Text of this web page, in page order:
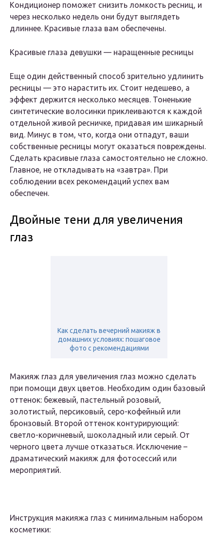
Кондиционер поможет снизить ломкость ресниц, и
через несколько недель они будут выглядеть
длиннее. Красивые глаза вам обеспечены.
Красивые глаза девушки — наращенные ресницы
Еще один действенный способ зрительно удлинить
ресницы — это нарастить их. Стоит недешево, а
эффект держится несколько месяцев. Тоненькие
синтетические волосинки приклеиваются к каждой
отдельной живой ресничке, придавая им шикарный
вид. Минус в том, что, когда они отпадут, ваши
собственные ресницы могут оказаться повреждены.
Сделать красивые глаза самостоятельно не сложно.
Главное, не откладывать на «завтра». При
соблюдении всех рекомендаций успех вам
обеспечен.
Двойные тени для увеличения
глаз
Как сделать вечерний макияж в
домашних условиях: пошаговое
фото с рекомендациями
Макияж глаз для увеличения глаз можно сделать
при помощи двух цветов. Необходим один базовый
оттенок: бежевый, пастельный розовый,
золотистый, персиковый, серо-кофейный или
бронзовый. Второй оттенок контурирующий:
светло-коричневый, шоколадный или серый. От
черного цвета лучше отказаться. Исключение –
драматический макияж для фотосессий или
мероприятий.
Инструкция макияжа глаз с минимальным набором
косметики: